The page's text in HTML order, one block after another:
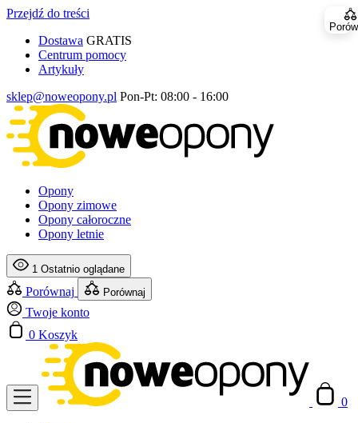
Przejdź do treści
Dostawa GRATIS
Centrum pomocy
Artykuły
sklep@noweopony.pl Pon-Pt: 08:00 - 16:00
Opony
Opony zimowe
Opony całoroczne
Opony letnie
1 Ostatnio oglądane
Porównaj Porównaj
Twoje konto
0 Koszyk
0